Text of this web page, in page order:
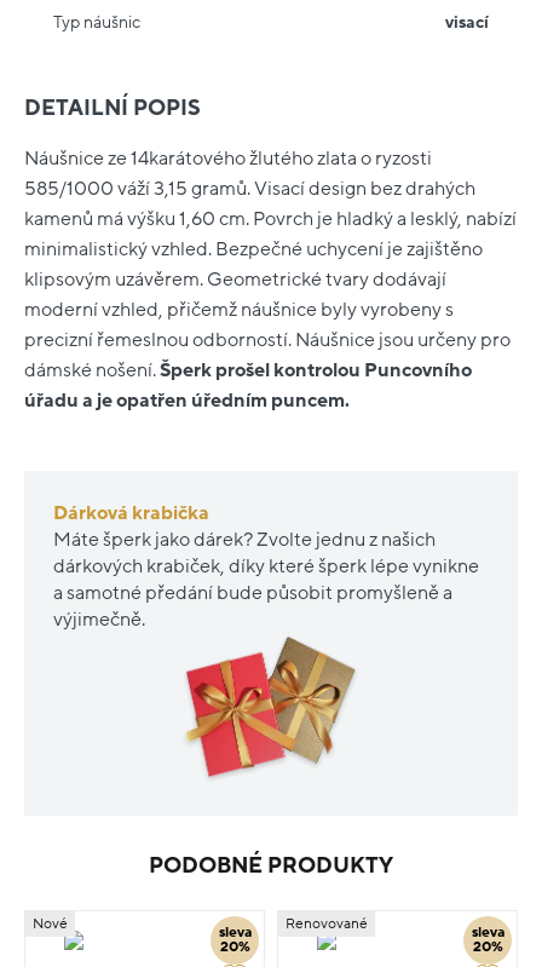
DETAILNÍ POPIS
Náušnice ze 14karátového žlutého zlata o ryzosti
585/1000 váží 3,15 gramů. Visací design bez drahých
kamenů má výšku 1,60 cm. Povrch je hladký a lesklý, nabízí
minimalistický vzhled. Bezpečné uchycení je zajištěno
klipsovým uzávěrem. Geometrické tvary dodávají
moderní vzhled, přičemž náušnice byly vyrobeny s
precizní řemeslnou odborností. Náušnice jsou určeny pro
dámské nošení.Šperk prošel kontrolou Puncovního
úřadu a je opatřen úředním puncem.
Dárková krabička
Máte šperk jako dárek? Zvolte jednu z našich
dárkových krabiček, díky které šperk lépe vynikne
a samotné předání bude působit promyšleně a
výjimečně.
Typ náušnic visací
PODOBNÉ PRODUKTY
sleva
20%
Nové
sleva
20%
Renovované